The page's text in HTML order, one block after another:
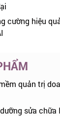
cường hiệu
quản trị
sửa chữa